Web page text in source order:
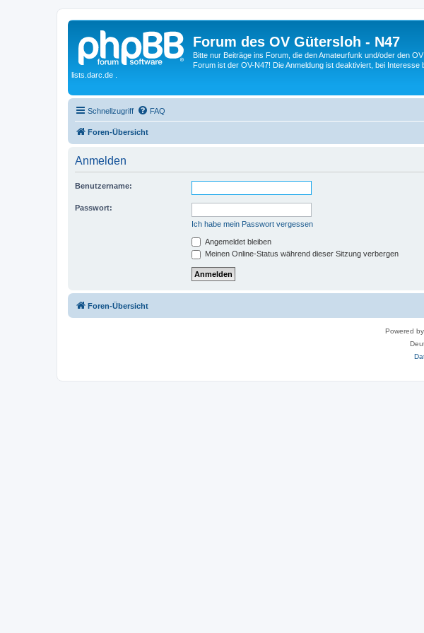
Forum des OV Gütersloh - N47
Bitte nur Beiträge ins Forum, die den Amateurfunk und/oder den
Forum ist der OV-N47! Die Anmeldung ist deaktiviert, bei
lists.darc.de .
Schnellzugriff FAQ
Foren-Übersicht
Anmelden
Benutzername:
Passwort:
Ich habe mein Passwort vergessen
Angemeldet bleiben
Meinen Online-Status während dieser Sitzung verbergen
Foren-Übersicht
Powered by